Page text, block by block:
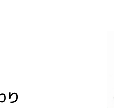
り